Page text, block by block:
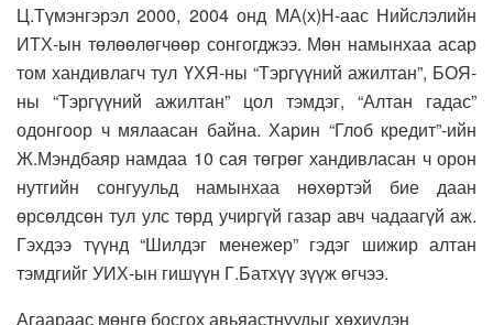
Ц.Түмэнгэрэл 2000, 2004 онд МА(х)Н-аас Нийслэлийн
ИТХ-ын төлөөлөгчөөр сонгогджээ. Мөн намынхаа асар
том хандивлагч тул ҮХЯ-ны “Тэргүүний ажилтан”, БОЯ-
ны “Тэргүүний ажилтан” цол тэмдэг, “Алтан гадас”
одонгоор ч мялаасан байна. Харин “Глоб кредит”-ийн
Ж.Мэндбаяр намдаа 10 сая төгрөг хандивласан ч орон
нутгийн сонгуульд намынхаа нөхөртэй бие даан
өрсөлдсөн тул улс төрд учиргүй газар авч чадаагүй аж.
Гэхдээ түүнд “Шилдэг менежер” гэдэг шижир алтан
тэмдгийг УИХ-ын гишүүн Г.Батхүү зүүж өгчээ.
Агаараас мөнгө босгох авьяастнуудыг хөхиүлэн